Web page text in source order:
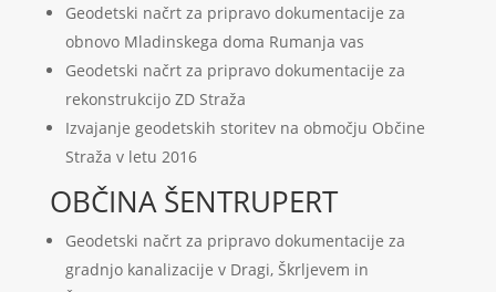
Geodetski načrt za pripravo dokumentacije za
obnovo Mladinskega doma Rumanja vas
Geodetski načrt za pripravo dokumentacije za
rekonstrukcijo ZD Straža
Izvajanje geodetskih storitev na območju Občine
Straža v letu 2016
OBČINA ŠENTRUPERT
Geodetski načrt za pripravo dokumentacije za
gradnjo kanalizacije v Dragi, Škrljevem in